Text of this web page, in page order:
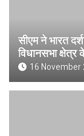
सीएम ने भारत
विधानसभा
16 November